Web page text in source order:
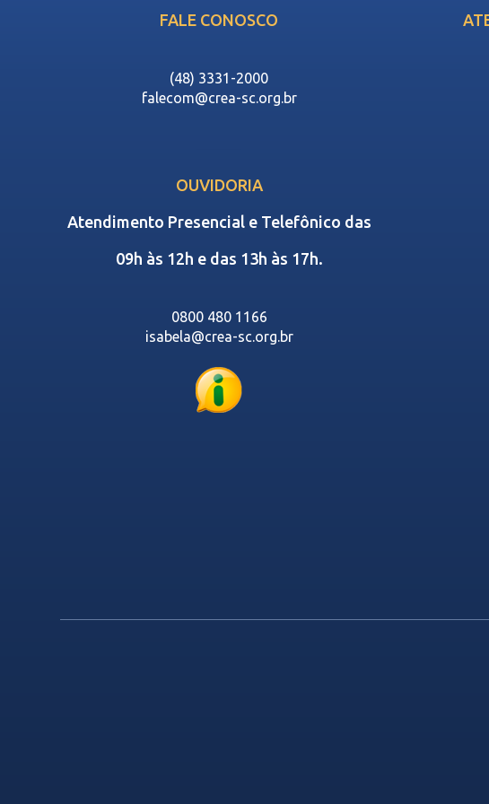
FALE CONOSCO
(48) 3331-2000
falecom@crea-sc.org.br
OUVIDORIA
Atendimento Presencial e Telefônico das
09h às 12h e das 13h às 17h.
0800 480 1166
isabela@crea-sc.org.br